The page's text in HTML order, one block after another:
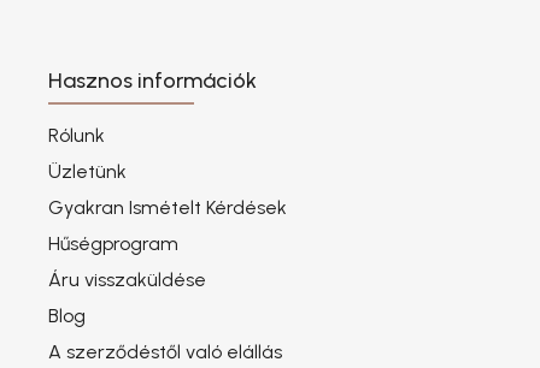
Hasznos információk
Rólunk
Üzletünk
Gyakran Ismételt Kérdések
Hűségprogram
Áru visszaküldése
Blog
A szerződéstől való elállás